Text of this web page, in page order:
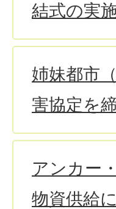
結式の実
姉妹都市
害協定を
アンカー
物資供給